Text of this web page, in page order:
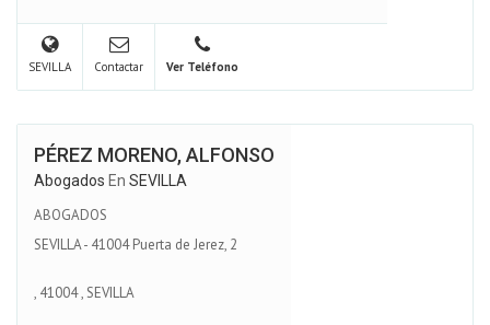
SEVILLA Contactar Ver Teléfono
PÉREZ MORENO, ALFONSO
Abogados En SEVILLA
ABOGADOS
SEVILLA - 41004 Puerta de Jerez, 2
, 41004,SEVILLA